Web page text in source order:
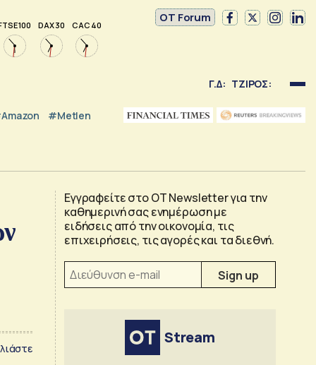
100 DAX 30 CAC 40
OT Forum
Γ.Δ: ΤΖΙΡΟΣ:
#Metlen
Εγγραφείτε στο OT Newsletter για την
καθημερινή σας ενημέρωση με
ειδήσεις από την οικονομία, τις
επιχειρήσεις, τις αγορές και τα διεθνή.
Stream